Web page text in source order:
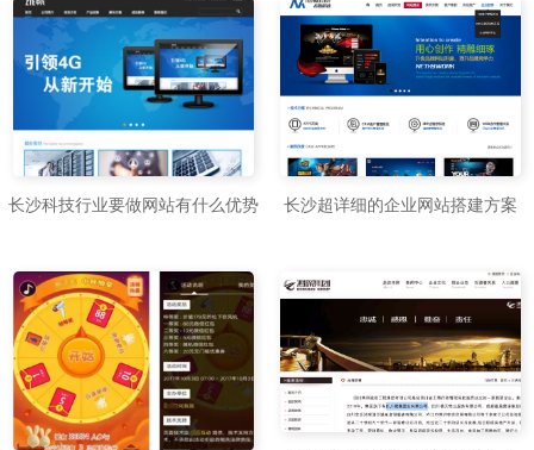
长沙科技行业要做网站有什么优势 长沙超详细的企业网站搭建方案